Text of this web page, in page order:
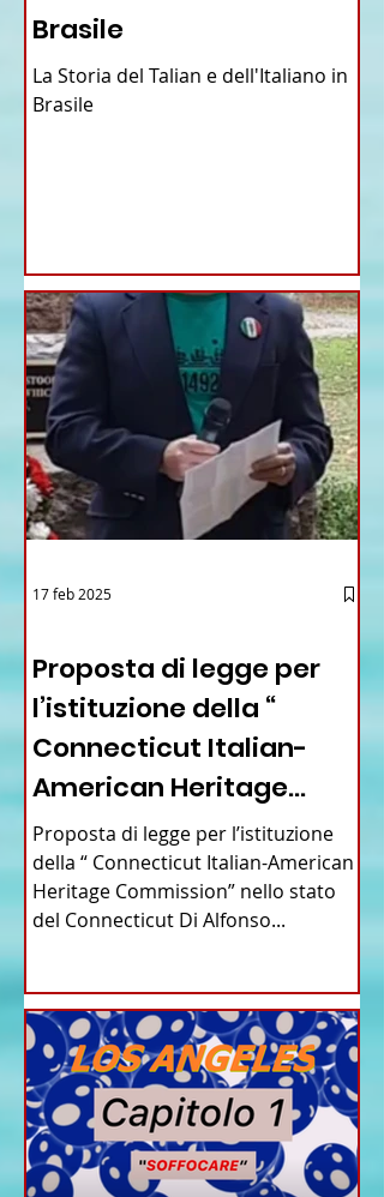
Brasile
La Storia del Talian e dell'Italiano in
Brasile
Proposta di legge per
l’istituzione della “
Connecticut Italian-
American Heritage
Commission” nello stato
del Connecticut
Proposta di legge per l’istituzione
della “ Connecticut Italian-American
Heritage Commission” nello stato
del Connecticut Di Alfonso...
17 feb 2025